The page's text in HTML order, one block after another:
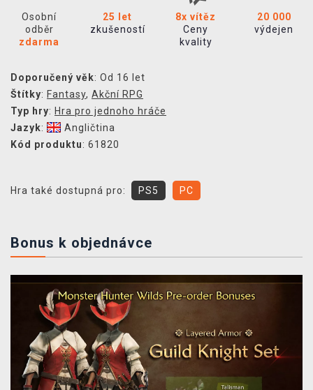
Osobní
odběr
zdarma
25 let
zkušeností
8x vítěz
Ceny
kvality
20 000
výdejen
Doporučený věk: Od 16 let
Štítky: Fantasy, Akční RPG
Typ hry: Hra pro jednoho hráče
Jazyk:
Angličtina
Kód produktu: 61820
Hra také dostupná pro: PS5 PC
Bonus k objednávce